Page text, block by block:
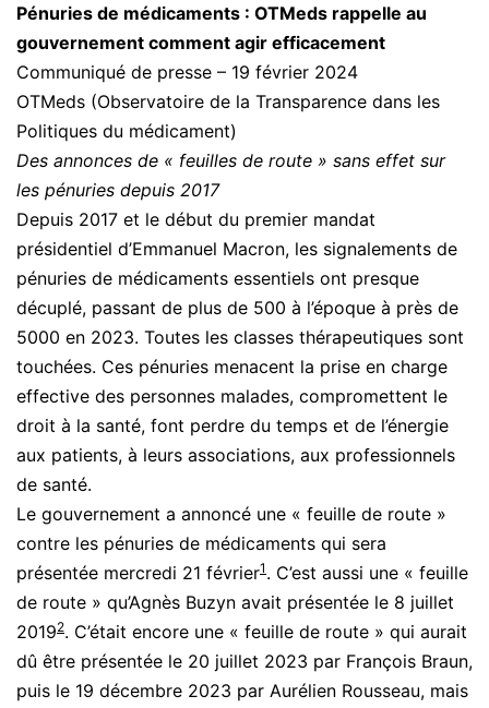
Pénuries de médicaments : OTMeds rappelle au
gouvernement comment agir efficacement
Communiqué de presse – 19 février 2024
OTMeds (Observatoire de la Transparence dans les
Politiques du médicament)
Des annonces de « feuilles de route » sans effet sur
les pénuries depuis 2017
Depuis 2017 et le début du premier mandat
présidentiel d’Emmanuel Macron, les signalements de
pénuries de médicaments essentiels ont presque
décuplé, passant de plus de 500 à l’époque à près de
5000 en 2023. Toutes les classes thérapeutiques sont
touchées. Ces pénuries menacent la prise en charge
effective des personnes malades, compromettent le
droit à la santé, font perdre du temps et de l’énergie
aux patients, à leurs associations, aux professionnels
de santé.
Le gouvernement a annoncé une « feuille de route »
contre les pénuries de médicaments qui sera
présentée mercredi 21 février1 . C’est aussi une « feuille
de route » qu’Agnès Buzyn avait présentée le 8 juillet
20192. C’était encore une « feuille de route » qui aurait
dû être présentée le 20 juillet 2023 par François Braun,
puis le 19 décembre 2023 par Aurélien Rousseau, mais